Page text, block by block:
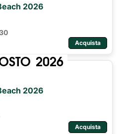
2026
Acquista
2026
2026
Acquista